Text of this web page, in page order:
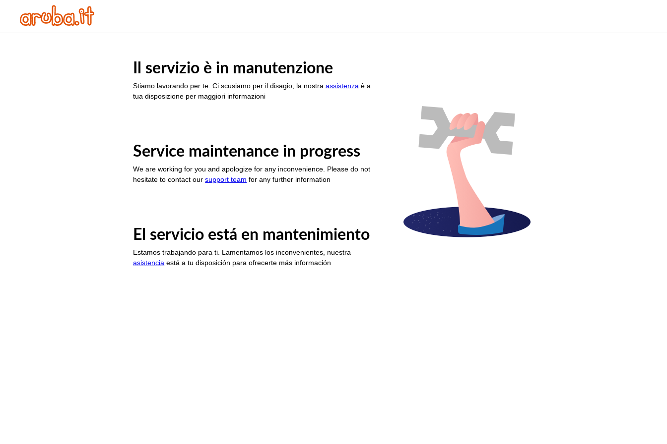
Il servizio è in manutenzione
Stiamo lavorando per te. Ci scusiamo per il disagio, la nostraassistenza è a
tua disposizione per maggiori informazioni
Service maintenance in progress
We are working for you and apologize for any inconvenience. Please do not
hesitate to contact oursupport team for any further information
El servicio está en mantenimiento
Estamos trabajando para ti. Lamentamos los inconvenientes, nuestra
asistencia está a tu disposición para ofrecerte más información